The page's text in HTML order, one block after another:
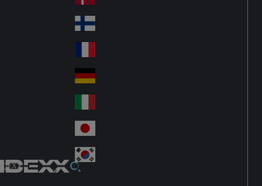
IDEXX
h
De
nm
ark
Fin
d
Fra
nc
e
Ge
an
y
Ital
y
Jap
an
Ko